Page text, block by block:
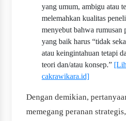
yang umum, ambigu atau
melemahkan kualitas
menyebut bahwa rumusan
yang baik harus “tidak
atau keingintahuan tetapi
teori dan/atau konsep.”
cakrawikara.id]
Dengan demikian,
memegang peranan